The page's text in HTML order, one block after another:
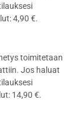
4,90 €.
toimitetaan
Jos haluat
14,90 €.